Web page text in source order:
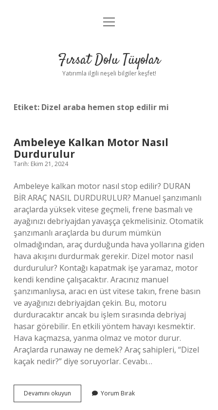
Gizlilik Politikası
Yasal Uyarı
menüyü
Fırsat Dolu Tüyolar
Yatırımla ilgili neşeli bilgiler keşfet!
Etiket: Dizel araba hemen stop edilir mi
Ambeleye Kalkan Motor Nasıl
Durdurulur
Tarih: Ekim 21, 2024
Ambeleye kalkan motor nasıl stop edilir? DURAN
BİR ARAÇ NASIL DURDURULUR? Manuel şanzımanlı
araçlarda yüksek vitese geçmeli, frene basmalı ve
ayağınızı debriyajdan yavaşça çekmelisiniz. Otomatik
şanzımanlı araçlarda bu durum mümkün
olmadığından, araç durduğunda hava yollarına giden
hava akışını durdurmak gerekir. Dizel motor nasıl
durdurulur? Kontağı kapatmak işe yaramaz, motor
kendi kendine çalışacaktır. Aracınız manuel
şanzımanlıysa, aracı en üst vitese takın, frene basın
ve ayağınızı debriyajdan çekin. Bu, motoru
durduracaktır ancak bu işlem sırasında debriyaj
hasar görebilir. En etkili yöntem havayı kesmektir.
Hava kaçmazsa, yanma olmaz ve motor durur.
Araçlarda runaway ne demek? Araç sahipleri, “Dizel
kaçak nedir?” diye soruyorlar. Cevabı…
Devamını okuyun Ambeleye
Kalkan
Yorum Bırak